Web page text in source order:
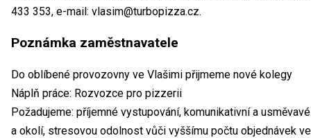
433 353, e-mail: vlasim@turbopizza.cz.
Poznámka zaměstnavatele
Do oblíbené provozovny ve Vlašimi přijmeme nové kolegy
Náplň práce: Rozvozce pro pizzerii
Požadujeme: příjemné vystupování, komunikativní a
a okolí, stresovou odolnost vůči vyššímu počtu objednávek